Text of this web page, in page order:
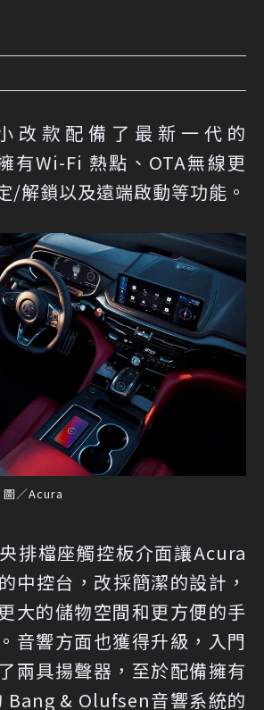
改款配備了最新一代的
有Wi-Fi 熱點、OTA無線更
/解鎖以及遠端啟動等功能。
／Acura
排檔座觸控板介面讓Acura
中控台，改採簡潔的設計，
大的儲物空間和更方便的手
。音響方面也獲得升級，入門
兩具揚聲器，至於配備擁有
Bang & Olufsen音響系統的